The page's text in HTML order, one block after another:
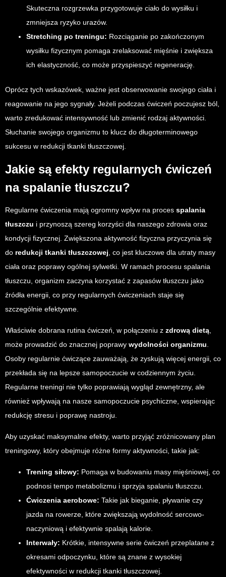
Skuteczna rozgrzewka przygotowuje ciało do wysiłku i
zmniejsza ryzyko urazów.
Stretching po treningu: Rozciąganie po zakończonym
wysiłku fizycznym pomaga zrelaksować mięśnie i zwiększa
ich elastyczność, co może przyspieszyć regenerację.
Oprócz tych wskazówek, ważne jest obserwowanie swojego ciała i
reagowanie na jego sygnały. Jeżeli podczas ćwiczeń poczujesz ból,
warto zredukować intensywność lub zmienić rodzaj aktywności.
Słuchanie swojego organizmu to klucz do długoterminowego
sukcesu w redukcji tkanki tłuszczowej.
Jakie są efekty regularnych ćwiczeń
na spalanie tłuszczu?
Regularne ćwiczenia mają ogromny wpływ na proces spalania
tłuszczu i przynoszą szereg korzyści dla naszego zdrowia oraz
kondycji fizycznej. Zwiększona aktywność fizyczna przyczynia się
do redukcji tkanki tłuszczowej, co jest kluczowe dla utraty masy
ciała oraz poprawy ogólnej sylwetki. W ramach procesu spalania
tłuszczu, organizm zaczyna korzystać z zapasów tłuszczu jako
źródła energii, co przy regularnych ćwiczeniach staje się
szczególnie efektywne.
Właściwie dobrana rutina ćwiczeń, w połączeniu z zdrową dietą,
może prowadzić do znacznej poprawy wydolności organizmu.
Osoby regularnie ćwiczące zauważają, że zyskują więcej energii, co
przekłada się na lepsze samopoczucie w codziennym życiu.
Regularne treningi nie tylko poprawiają wygląd zewnętrzny, ale
również wpływają na nasze samopoczucie psychiczne, wspierając
redukcję stresu i poprawę nastroju.
Aby uzyskać maksymalne efekty, warto przyjąć zróżnicowany plan
treningowy, który obejmuje różne formy aktywności, takie jak:
Trening siłowy: Pomaga w budowaniu masy mięśniowej, co
podnosi tempo metabolizmu i sprzyja spalaniu tłuszczu.
Ćwiczenia aerobowe: Takie jak bieganie, pływanie czy
jazda na rowerze, które zwiększają wydolność sercowo-
naczyniową i efektywnie spalają kalorie.
Interwały: Krótkie, intensywne serie ćwiczeń przeplatane z
okresami odpoczynku, które są znane z wysokiej
efektywności w redukcji tkanki tłuszczowej.